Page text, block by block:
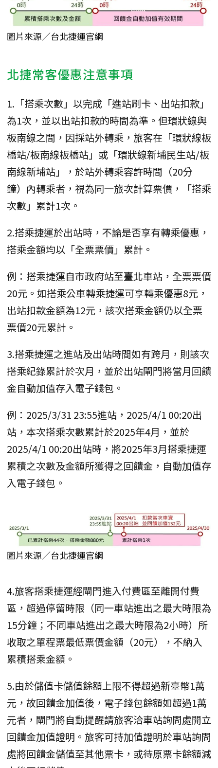
圖片來源／台北捷運官網
北捷常客優惠注意事項
1.「搭乘次數」以完成「進站刷卡、出站扣款」
為1次，並以出站扣款的時間為準。但環狀線與
板南線之間，因採站外轉乘，旅客在「環狀線板
橋站/板南線板橋站」或「環狀線新埔民生站/板
南線新埔站」，於站外轉乘容許時間（20分
鐘）內轉乘者，視為同一旅次計算票價，「搭乘
次數」累計1次。
2.搭乘捷運於出站時，不論是否享有轉乘優惠，
搭乘金額均以「全票票價」累計。
例：搭乘捷運自市政府站至臺北車站，全票票價
20元。如搭乘公車轉乘捷運可享轉乘優惠8元，
出站扣款金額為12元，該次搭乘金額仍以全票
票價20元累計。
3.搭乘捷運之進站及出站時間如有跨月，則該次
搭乘紀錄累計於次月，並於出站閘門將當月回饋
金自動加值存入電子錢包。
例：2025/3/31 23:55進站，2025/4/1 00:20出
站，本次搭乘次數累計於2025年4月，並於
2025/4/1 00:20出站時，將2025年3月搭乘捷運
累積之次數及金額所獲得之回饋金，自動加值存
入電子錢包。
圖片來源／台北捷運官網
4.旅客搭乘捷運經閘門進入付費區至離開付費
區，超過停留時限（同一車站進出之最大時限為
15分鐘；不同車站進出之最大時限為2小時）所
收取之單程票最低票價金額（20元），不納入
累積搭乘金額。
5.由於儲值卡儲值餘額上限不得超過新臺幣1萬
元，故回饋金加值後，電子錢包餘額如超過1萬
元者，閘門將自動提醒請旅客洽車站詢問處開立
回饋金加值證明。旅客可持加值證明於車站詢問
處將回饋金儲值至其他票卡，或待原票卡餘額減